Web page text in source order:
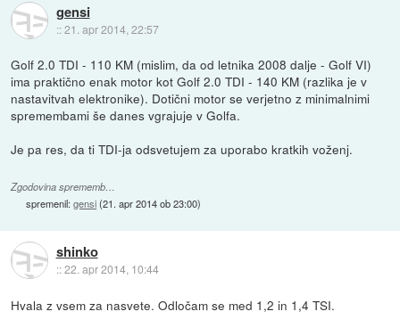
gensi
::21. apr 2014, 22:57
Golf 2.0 TDI - 110 KM (mislim, da od letnika 2008 dalje - Golf VI)
ima praktično enak motor kot Golf 2.0 TDI - 140 KM (razlika je v
nastavitvah elektronike). Dotični motor se verjetno z minimalnimi
spremembami še danes vgrajuje v Golfa.
Je pa res, da ti TDI-ja odsvetujem za uporabo kratkih voženj.
Zgodovina sprememb…
spremenil:gensi(21. apr 2014 ob 23:00)
shinko
::22. apr 2014, 10:44
Hvala z vsem za nasvete. Odločam se med 1,2 in 1,4 TSI.